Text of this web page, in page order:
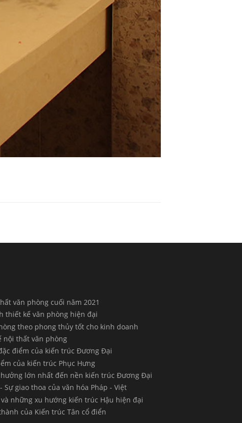
văn phòng cuối năm 2021
thiết kế văn phòng hiện đại
theo phong thủy tốt cho kinh doanh
nội thất văn phòng
điểm của kiến trúc Đương Đại
của kiến trúc Phục Hưng
lớn nhất đến nền kiến trúc Đương Đại
giao thoa của văn hóa Pháp - Việt
những xu hướng kiến trúc Hậu hiện đại
của Kiến trúc Tân cổ điển